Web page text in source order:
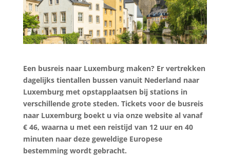
Een busreis naar Luxemburg maken? Er vertrekken
dagelijks tientallen bussen vanuit Nederland naar
Luxemburg met opstapplaatsen bij stations in
verschillende grote steden. Tickets voor de busreis
naar Luxemburg boekt u via onze website al vanaf
€ 46, waarna u met een reistijd van 12 uur en 40
minuten naar deze geweldige Europese
bestemming wordt gebracht.